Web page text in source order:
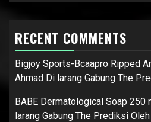
RECENT COMMENTS
Bigjoy Sports-Bcaapro Ripped
Ahmad Di larang Gabung The
BABE Dermatological Soap 250
larang Gabung The Prediksi